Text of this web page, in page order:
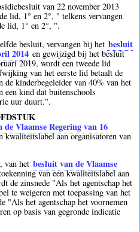
van 22 november 2013
lid, 1° en 2°, " telkens vervangen
lid, 1° en 2°, ".
besluit, vervangen bij het besluit
2014 en gewijzigd bij het besluit
2019, wordt een tweede lid
van het eerste lid betaalt de
de kinderbegeleider van 40% van het
een kind dat buitenschools
uur duurt.".
de Vlaamse Regering van 16
kwaliteitslabel aan organisatoren van
van het besluit van de Vlaamse
van een kwaliteitslabel aan
de zinsnede "Als het agentschap het
te weigeren met toepassing van het
"Als het agentschap het voornemen
op basis van gegronde indicatie